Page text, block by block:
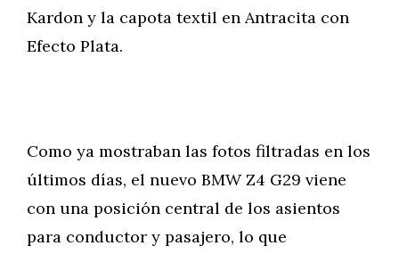
Kardon y la capota textil en Antracita con
Efecto Plata.
Como ya mostraban las fotos filtradas en los
últimos días, el nuevo BMW Z4 G29 viene
con una posición central de los asientos
para conductor y pasajero, lo que